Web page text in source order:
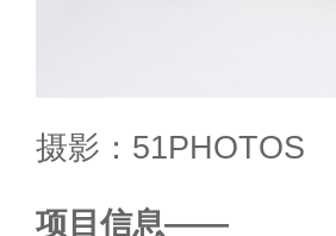
摄影：51PHOTOS
项目信息——